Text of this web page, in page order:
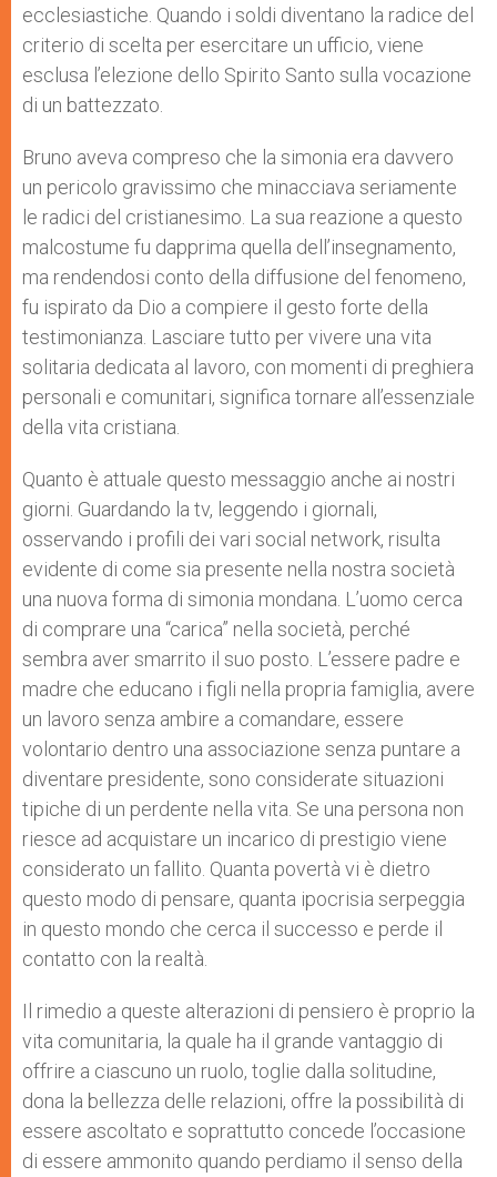
ecclesiastiche. Quando i soldi diventano la radice del
criterio di scelta per esercitare un ufficio, viene
esclusa l’elezione dello Spirito Santo sulla vocazione
di un battezzato.
Bruno aveva compreso che la simonia era davvero
un pericolo gravissimo che minacciava seriamente
le radici del cristianesimo. La sua reazione a questo
malcostume fu dapprima quella dell’insegnamento,
ma rendendosi conto della diffusione del fenomeno,
fu ispirato da Dio a compiere il gesto forte della
testimonianza. Lasciare tutto per vivere una vita
solitaria dedicata al lavoro, con momenti di preghiera
personali e comunitari, significa tornare all’essenziale
della vita cristiana.
Quanto è attuale questo messaggio anche ai nostri
giorni. Guardando la tv, leggendo i giornali,
osservando i profili dei vari social network, risulta
evidente di come sia presente nella nostra società
una nuova forma di simonia mondana. L’uomo cerca
di comprare una “carica” nella società, perché
sembra aver smarrito il suo posto. L’essere padre e
madre che educano i figli nella propria famiglia, avere
un lavoro senza ambire a comandare, essere
volontario dentro una associazione senza puntare a
diventare presidente, sono considerate situazioni
tipiche di un perdente nella vita. Se una persona non
riesce ad acquistare un incarico di prestigio viene
considerato un fallito. Quanta povertà vi è dietro
questo modo di pensare, quanta ipocrisia serpeggia
in questo mondo che cerca il successo e perde il
contatto con la realtà.
Il rimedio a queste alterazioni di pensiero è proprio la
vita comunitaria, la quale ha il grande vantaggio di
offrire a ciascuno un ruolo, toglie dalla solitudine,
dona la bellezza delle relazioni, offre la possibilità di
essere ascoltato e soprattutto concede l’occasione
di essere ammonito quando perdiamo il senso della